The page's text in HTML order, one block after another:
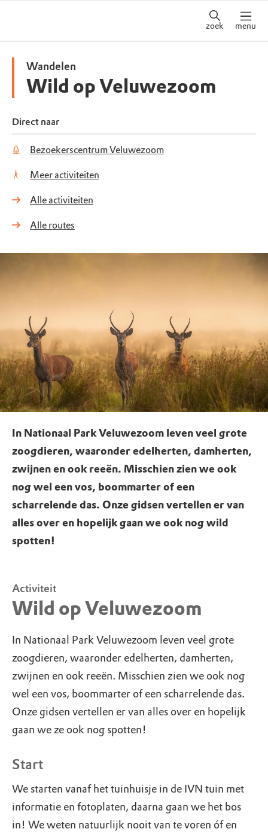
zoek menu
Wandelen
Wild op Veluwezoom
Direct naar
Bezoekerscentrum Veluwezoom
Meer activiteiten
Alle activiteiten
Alle routes
In Nationaal Park Veluwezoom leven veel grote
zoogdieren, waaronder edelherten, damherten,
zwijnen en ook reeën. Misschien zien we ook
nog wel een vos, boommarter of een
scharrelende das. Onze gidsen vertellen er van
alles over en hopelijk gaan we ook nog wild
spotten!
Activiteit
Wild op Veluwezoom
In Nationaal Park Veluwezoom leven veel grote
zoogdieren, waaronder edelherten, damherten,
zwijnen en ook reeën. Misschien zien we ook nog
wel een vos, boommarter of een scharrelende das.
Onze gidsen vertellen er van alles over en hopelijk
gaan we ze ook nog spotten!
Start
We starten vanaf het tuinhuisje in de IVN tuin met
informatie en fotoplaten, daarna gaan we het bos
in! We weten natuurlijk nooit van te voren óf en